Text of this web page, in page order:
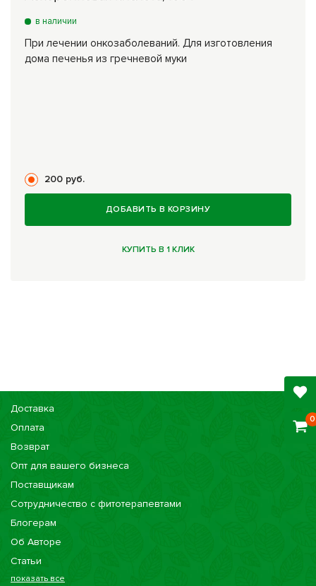
в наличии
При лечении онкозаболеваний. Для изготовления
дома печенья из гречневой муки
200 руб.
ДОБАВИТЬ В КОРЗИНУ
КУПИТЬ В 1 КЛИК
0
Доставка
Оплата
Возврат
Опт для вашего бизнеса
Поставщикам
Сотрудничество с фитотерапевтами
Блогерам
Об Авторе
Статьи
Консультации
показать все